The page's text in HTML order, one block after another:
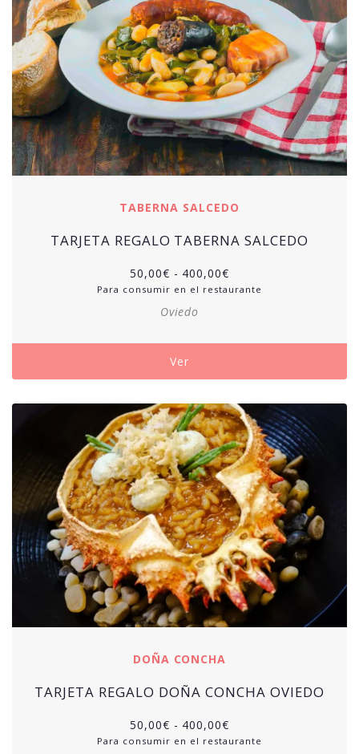
TABERNA SALCEDO
TARJETA REGALO TABERNA SALCEDO
50,00€ - 400,00€
Para consumir en el restaurante
Oviedo
Ver
DOÑA CONCHA
TARJETA REGALO DOÑA CONCHA OVIEDO
50,00€ - 400,00€
Para consumir en el restaurante